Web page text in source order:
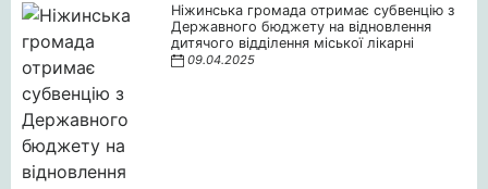
Ніжинська громада отримає субвенцію з
Державного бюджету на відновлення
дитячого відділення міської лікарні
09.04.2025